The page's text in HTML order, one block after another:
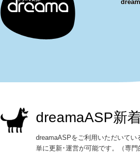
dreamaASP新
dreamaASPをご利用いただいて
単に更新･運営が可能です。（専門